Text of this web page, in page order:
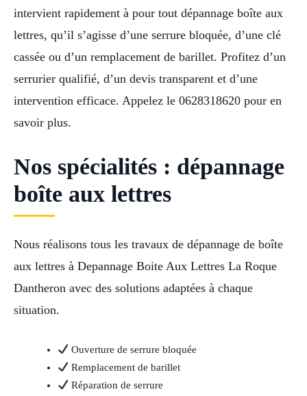
intervient rapidement à pour tout dépannage boîte aux
lettres, qu’il s’agisse d’une serrure bloquée, d’une clé
cassée ou d’un remplacement de barillet. Profitez d’un
serrurier qualifié, d’un devis transparent et d’une
intervention efficace. Appelez le 0628318620 pour en
savoir plus.
Nos spécialités : dépannage
boîte aux lettres
Nous réalisons tous les travaux de dépannage de boîte
aux lettres à Depannage Boite Aux Lettres La Roque
Dantheron avec des solutions adaptées à chaque
situation.
Ouverture de serrure bloquée
Remplacement de barillet
Réparation de serrure